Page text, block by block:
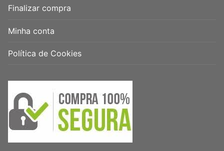
Finalizar compra
Minha conta
Política de Cookies